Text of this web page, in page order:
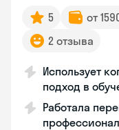
5 от
2 отзыва
Использует
подход в
Работала